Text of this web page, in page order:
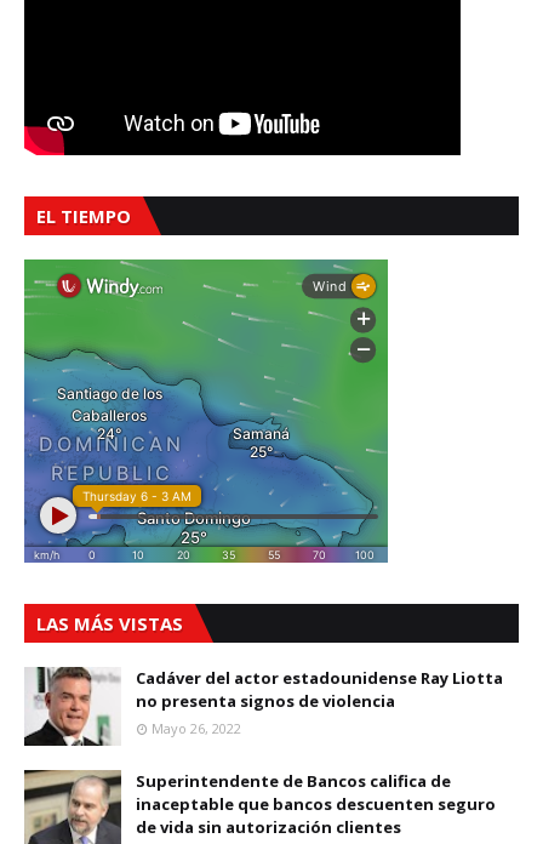
EL TIEMPO
LAS MÁS VISTAS
Cadáver del actor estadounidense Ray Liotta
no presenta signos de violencia
Mayo 26, 2022
Superintendente de Bancos califica de
inaceptable que bancos descuenten seguro
de vida sin autorización clientes